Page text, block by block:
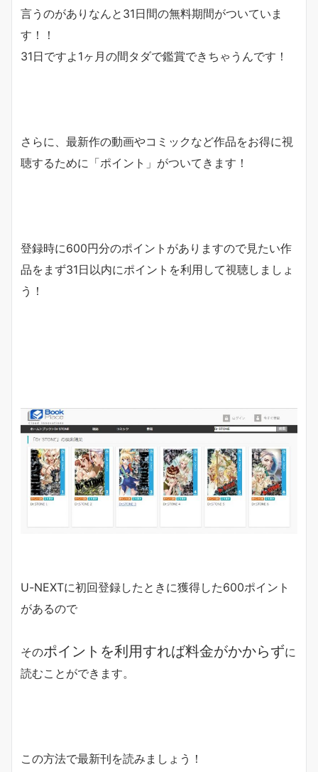
言うのがありなんと 31日間の無料期間がついていま
す！！
31日ですよ1ヶ月の間タダで鑑賞できちゃうんです！
さらに、最新作の動画やコミックなど作品をお得に視
聴するために「ポイント 」がついてきます！
登録時に600円分のポイントがありますので見たい作
品をまず31日以内にポイントを利用して視聴しましょ
う！
U-NEXTに初回登録したときに獲得した600ポイント
があるので
そのポイントを利用すれば料金がかからずに
読むことができます。
この方法で最新刊を読みましょう！